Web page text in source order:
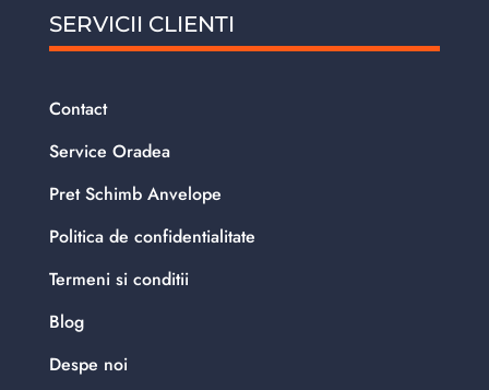
SERVICII CLIENTI
Contact
Service Oradea
Pret Schimb Anvelope
Politica de confidentialitate
Termeni si conditii
Blog
Despe noi